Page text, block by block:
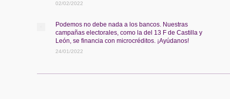
02/02/2022
Podemos no debe nada a los bancos. Nuestras
campañas electorales, como la del 13 F de Castilla y
León, se financia con microcréditos. ¡Ayúdanos!
24/01/2022